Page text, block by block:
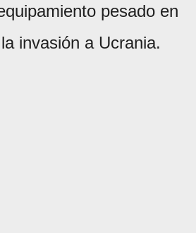
pesado en
invasión a Ucrania.